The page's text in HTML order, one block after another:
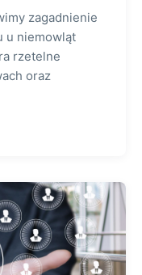
zagadnienie
u niemowląt
rzetelne
oraz